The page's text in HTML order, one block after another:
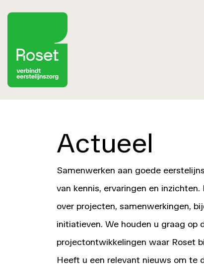
Actueel
Samenwerken aan goede
van kennis, ervaringen en
over projecten, samenwerkingen,
initiatieven. We houden u graag op
projectontwikkelingen waar Roset
Heeft u een relevant nieuws om te